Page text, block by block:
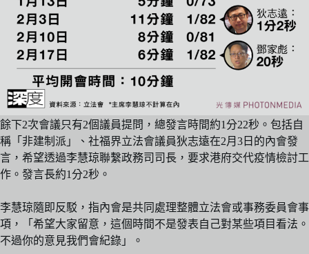
餘下2次會議只有2個議員提問，總發言時間約1分22秒。包括自
稱「非建制派」、社福界立法會議員狄志遠在2月3日的內會發
言，希望透過李慧琼聯繫政務司司長，要求港府交代疫情檢討工
作。發言長約1分2秒。
李慧琼隨即反駁，指內會是共同處理整體立法會或事務委員會事
項，「希望大家留意，這個時間不是發表自己對某些項目看法。
不過你的意見我們會紀錄」。